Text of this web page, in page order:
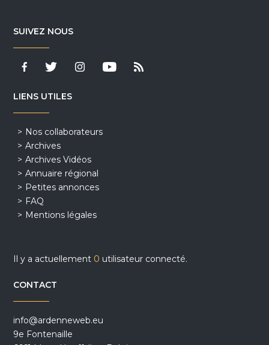
SUIVEZ NOUS
LIENS UTILES
Nos collaborateurs
Archives
Archives Vidéos
Annuaire régional
Petites annonces
FAQ
Mentions légales
Il y a actuellement 0 utilisateur connecté.
CONTACT
info@ardenneweb.eu
9e Fontenaille